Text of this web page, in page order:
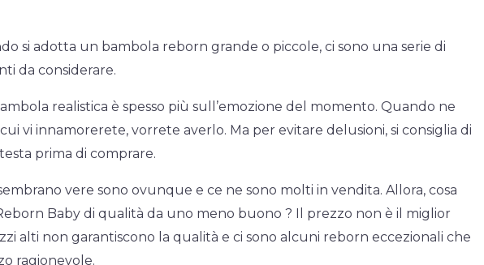
si adotta un bambola reborn grande o piccole, ci sono una serie di
da considerare.
realistica è spesso più sull’emozione del momento. Quando ne
vi innamorerete, vorrete averlo. Ma per evitare delusioni, si consiglia di
prima di comprare.
vere sono ovunque e ce ne sono molti in vendita. Allora, cosa
Baby di qualità da uno meno buono ? Il prezzo non è il miglior
alti non garantiscono la qualità e ci sono alcuni reborn eccezionali che
ragionevole.